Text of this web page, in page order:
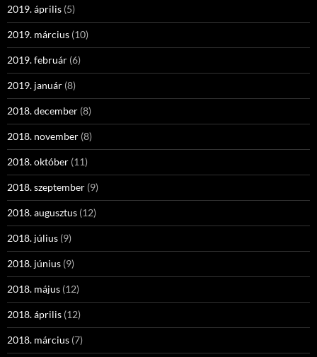
2019. április (5)
2019. március (10)
2019. február (6)
2019. január (8)
2018. december (8)
2018. november (8)
2018. október (11)
2018. szeptember (9)
2018. augusztus (12)
2018. július (9)
2018. június (9)
2018. május (12)
2018. április (12)
2018. március (7)